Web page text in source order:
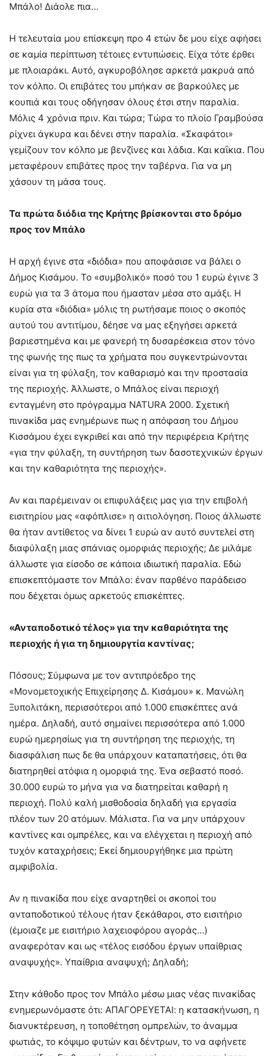
Μπάλο! Διάολε πια…
Η τελευταία μου επίσκεψη προ 4 ετών δε μου είχε αφήσει
σε καμία περίπτωση τέτοιες εντυπώσεις. Είχα τότε έρθει
με πλοιαράκι. Αυτό, αγκυροβόλησε αρκετά μακρυά από
τον κόλπο. Οι επιβάτες του μπήκαν σε βαρκούλες με
κουπιά και τους οδήγησαν όλους έτσι στην παραλία.
Μόλις 4 χρόνια πριν. Και τώρα; Τώρα το πλοίο Γραμβούσα
ρίχνει άγκυρα και δένει στην παραλία. «Σκαφάτοι»
γεμίζουν τον κόλπο με βενζίνες και λάδια. Και καΐκια. Που
μεταφέρουν επιβάτες προς την ταβέρνα. Για να μη
χάσουν τη μάσα τους.
Τα πρώτα διόδια της Κρήτης βρίσκονται στο δρόμο
προς τον Μπάλο
Η αρχή έγινε στα «διόδια» που αποφάσισε να βάλει ο
Δήμος Κισάμου. Το «συμβολικό» ποσό του 1 ευρώ έγινε 3
ευρώ για τα 3 άτομα που ήμασταν μέσα στο αμάξι. Η
κυρία στα «διόδια» μόλις τη ρωτήσαμε ποιος ο σκοπός
αυτού του αντιτίμου, δέησε να μας εξηγήσει αρκετά
βαριεστημένα και με φανερή τη δυσαρέσκεια στον τόνο
της φωνής της πως τα χρήματα που συγκεντρώνονται
είναι για τη φύλαξη, τον καθαρισμό και την προστασία
της περιοχής. Άλλωστε, ο Μπάλος είναι περιοχή
ενταγμένη στο πρόγραμμα NATURA 2000. Σχετική
πινακίδα μας ενημέρωνε πως η απόφαση του Δήμου
Κισσάμου έχει εγκριθεί και από την περιφέρεια Κρήτης
«για την φύλαξη, τη συντήρηση των δασοτεχνικών έργων
και την καθαριότητα της περιοχής».
Αν και παρέμειναν οι επιφυλάξεις μας για την επιβολή
εισιτηρίου μας «αφόπλισε» η αιτιολόγηση. Ποιος άλλωστε
θα ήταν αντίθετος να δίνει 1 ευρώ αν αυτό συντελεί στη
διαφύλαξη μιας σπάνιας ομορφιάς περιοχής; Δε μιλάμε
άλλωστε για είσοδο σε κάποια ιδιωτική παραλία. Εδώ
επισκεπτόμαστε τον Μπάλο: έναν παρθένο παράδεισο
που δέχεται όμως αρκετούς επισκέπτες.
«Ανταποδοτικό τέλος» για την καθαριότητα της
περιοχής ή για τη δημιουργτία καντίνας;
Πόσους; Σύμφωνα με τον αντιπρόεδρο της
«Μονομετοχικής Επιχείρησης Δ. Κισάμου» κ. Μανώλη
Ξυπολιτάκη, περισσότεροι από 1.000 επισκέπτες ανά
ημέρα. Δηλαδή, αυτό σημαίνει περισσότερα από 1.000
ευρώ ημερησίως για τη συντήρηση της περιοχής, τη
διασφάλιση πως δε θα υπάρχουν καταπατήσεις, ότι θα
διατηρηθεί ατόφια η ομορφιά της. Ένα σεβαστό ποσό.
30.000 ευρώ το μήνα για να διατηρείται καθαρή η
περιοχή. Πολύ καλή μισθοδοσία δηλαδή για εργασία
πλέον των 20 ατόμων. Μάλιστα. Για να μην υπάρχουν
καντίνες και ομπρέλες, και να ελέγχεται η περιοχή από
τυχόν καταχρήσεις; Εκεί δημιουργήθηκε μια πρώτη
αμφιβολία.
Αν η πινακίδα που είχε αναρτηθεί οι σκοποί του
ανταποδοτικού τέλους ήταν ξεκάθαροι, στο εισιτήριο
(έμοιαζε με εισιτήριο λαχειοφόρου αγοράς…)
αναφερόταν και ως «τέλος εισόδου έργων υπαίθριας
αναψυχής». Υπαίθρια αναψυχή; Δηλαδή;
Στην κάθοδο προς τον Μπάλο μέσω μιας νέας πινακίδας
ενημερωνόμαστε ότι: ΑΠΑΓΟΡΕΥΕΤΑΙ: η κατασκήνωση, η
διανυκτέρευση, η τοποθέτηση ομπρελών, το άναμμα
φωτιάς, το κόψιμο φυτών και δέντρων, το να αφήνετε